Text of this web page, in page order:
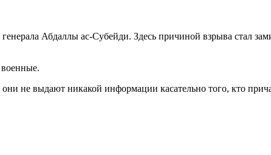
Абдаллы ас-Субейди. Здесь причиной взрыва стал
военные.
не выдают никакой информации касательно того, кто